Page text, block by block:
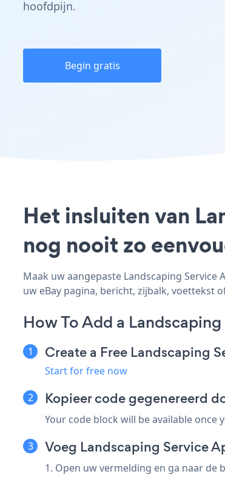
hoofdpijn.
Begin gratis
Het insluiten van
nog nooit zo
Maak uw aangepaste Landscaping
uw eBay pagina, bericht, zijbalk, voettekst
How To Add a
Create a Free Landscaping
Start for free now
Kopieer code gegenereerd
Your code block will be available once
Voeg Landscaping Service
1. Open uw vermelding en ga naar de